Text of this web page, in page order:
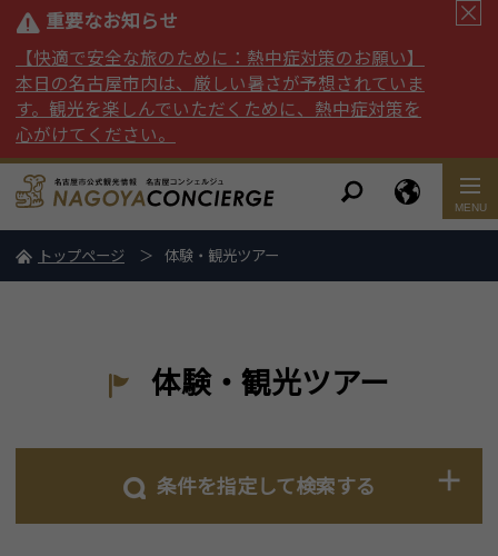
重要なお知らせ
【快適で安全な旅のために：熱中症対策のお願い】
本日の名古屋市内は、厳しい暑さが予想されていま
す。観光を楽しんでいただくために、熱中症対策を
心がけてください。
トップページ 体験・観光ツアー
体験・観光ツアー
条件を指定して検索する